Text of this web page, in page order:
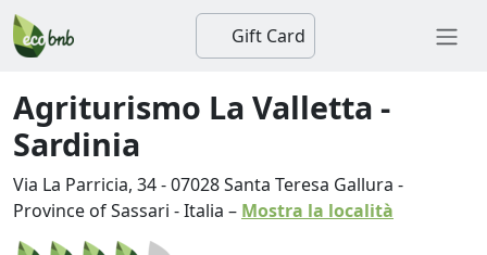
Gift Card
Agriturismo La Valletta -
Sardinia
Via La Parricia, 34-07028Santa Teresa Gallura -
Province of Sassari -Italia – Mostra la località